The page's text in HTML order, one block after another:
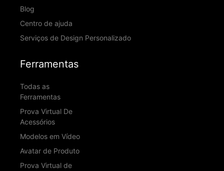
Blog
Centro de ajuda
Serviços de Design Personalizado
Ferramentas
Todas as
Ferramentas
Prova Virtual De
Acessórios
Modelos em Vídeo
Avatar de Produto
Prova Virtual de